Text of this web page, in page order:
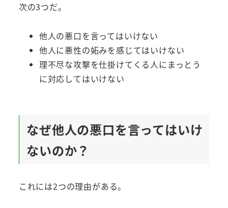
次の3つだ。
他人の悪口を言ってはいけない
他人に悪性の妬みを感じてはいけない
理不尽な攻撃を仕掛けてくる人にまっとう
に対応してはいけない
なぜ他人の悪口を言ってはいけ
ないのか？
これには2つの理由がある。